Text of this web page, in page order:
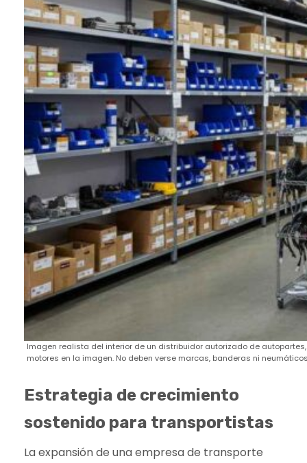
Imagen realista del interior de un distribuidor autorizado de
motores en la imagen. No deben verse marcas, banderas ni
Estrategia de crecimiento
sostenido para transportistas
La expansión de una empresa de transporte